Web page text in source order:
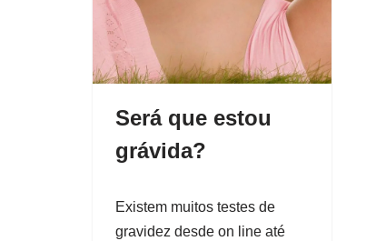
Será que estou
grávida?
Existem muitos testes de
gravidez desde on line até